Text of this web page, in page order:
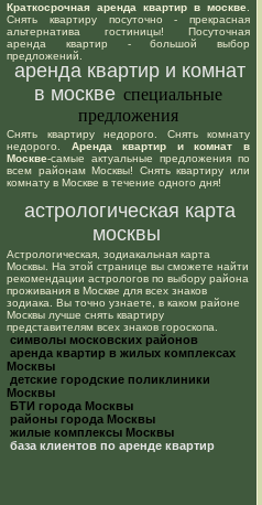
Краткосрочная аренда квартир в москве
Снять квартиру посуточно - прекрасная
альтернатива гостиницы! Посуточная
аренда квартир - большой выбор
предложений.
аренда квартир и комнат
в москве специальные
предложения
Снять квартиру недорого. Снять комнату
недорого. Аренда квартир и комнат в
Москве-самые актуальные предложения по
всем районам Москвы! Снять квартиру или
комнату в Москве в течение одного дня!
астрологическая карта
москвы
Астрологическая, зодиакальная карта
Москвы. На этой странице вы сможете найти
рекомендации астрологов по выбору района
проживания в Москве для всех знаков
зодиака. Вы точно узнаете, в каком районе
Москвы лучше снять квартиру
представителям всех знаков гороскопа.
cимволы московских районов
аренда квартир в жилых комплексах
Москвы
детские городские поликлиники
Москвы
БТИ города Москвы
районы города Москвы
жилые комплексы Москвы
база клиентов по аренде квартир